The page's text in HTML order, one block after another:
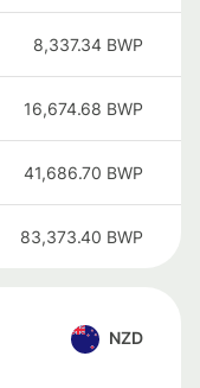
8,337.34 BWP
16,674.68 BWP
41,686.70 BWP
83,373.40 BWP
NZD